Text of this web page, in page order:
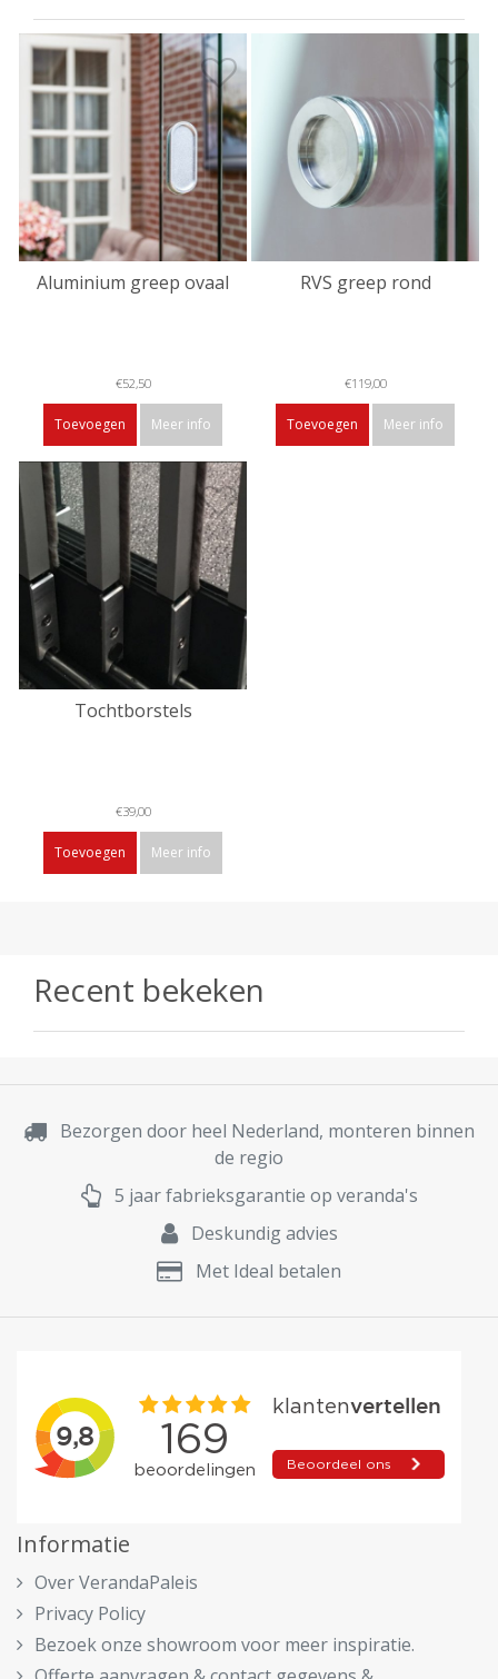
Aluminium greep ovaal
€52,50
Toevoegen Meer info
RVS greep rond
€119,00
Toevoegen Meer info
Tochtborstels
€39,00
Toevoegen Meer info
Recent bekeken
Bezorgen door heel Nederland, monteren binnen
de regio
5 jaar fabrieksgarantie op veranda's
Deskundig advies
Met Ideal betalen
Informatie
Over VerandaPaleis
Privacy Policy
Bezoek onze showroom voor meer inspiratie.